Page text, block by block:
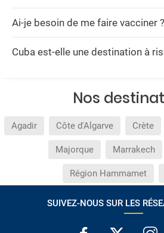
Ai-je besoin de me faire vacciner ?
Cuba est-elle une destination à
Nos
Agadir Côte d'Algarve Crète
Majorque Marrakech
Région Hammamet
SUIVEZ-NOUS SUR LES